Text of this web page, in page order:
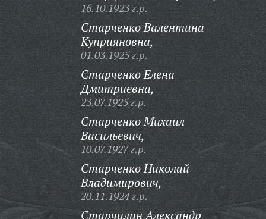
16.10.1923 г.р.
Старченко Валентина
Куприяновна,
01.03.1925 г.р.
Старченко Елена
Дмитриевна,
23.07.1925 г.р.
Старченко Михаил
Васильевич,
10.07.1927 г.р.
Старченко Николай
Владимирович,
20.11.1924 г.р.
Старчилин Александр